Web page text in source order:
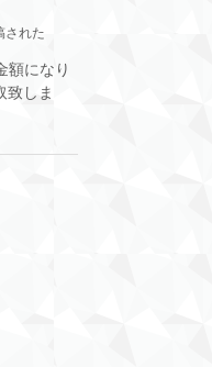
された
額になり
致しま